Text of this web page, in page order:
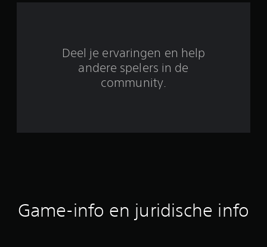
e
Deel je ervaringen en help
andere spelers in de
community.
Game-info en juridische info